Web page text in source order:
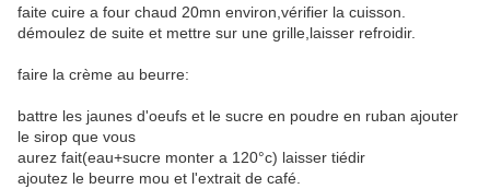
faite cuire a four chaud 20mn environ,vérifier la cuisson.
démoulez de suite et mettre sur une grille,laisser refroidir.
faire la crème au beurre:
battre les jaunes d'oeufs et le sucre en poudre en ruban ajouter
le sirop que vous
aurez fait(eau+sucre monter a 120°c) laisser tiédir
ajoutez le beurre mou et l'extrait de café.